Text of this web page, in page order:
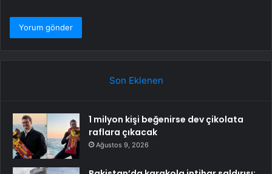
Son Eklenen
1 milyon kişi beğenirse dev çikolata
raflara çıkacak
Ağustos 9, 2026